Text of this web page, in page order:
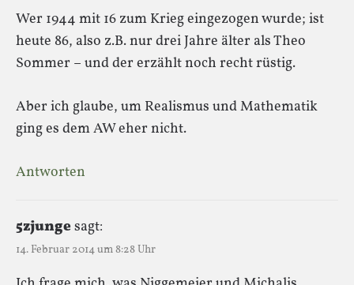
Wer 1944 mit 16 zum Krieg eingezogen wurde; ist
heute 86, also z.B. nur drei Jahre älter als Theo
Sommer – und der erzählt noch recht rüstig.
Aber ich glaube, um Realismus und Mathematik
ging es dem AW eher nicht.
Antworten
5zjungesagt:
14. Februar 2014 um 8:28 Uhr